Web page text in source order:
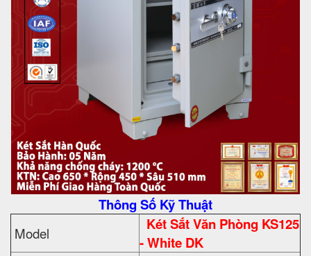
Thông Số Kỹ Thuật
Model
Két Sắt Văn Phòng KS125
- White DK